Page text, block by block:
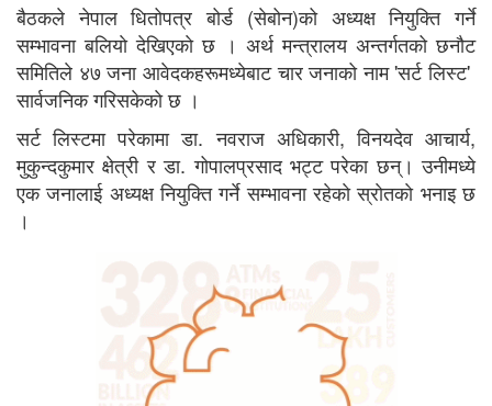
बैठकले नेपाल धितोपत्र बोर्ड (सेबोन)को अध्यक्ष नियुक्ति गर्ने
सम्भावना बलियाे देखिएकाे छ । अर्थ मन्त्रालय अन्तर्गतको छनौट
समितिले ४७ जना आवेदकहरूमध्येबाट चार जनाको नाम 'सर्ट लिस्ट'
सार्वजनिक गरिसकेकाे छ ।
सर्ट लिस्टमा परेकामा डा. नवराज अधिकारी, विनयदेव आचार्य,
मुकुन्दकुमार क्षेत्री र डा. गोपालप्रसाद भट्ट परेका छन्। उनीमध्ये
एक जनालाई अध्यक्ष नियुक्ति गर्ने सम्भावना रहेकाे स्राेतकाे भनाइ छ
।